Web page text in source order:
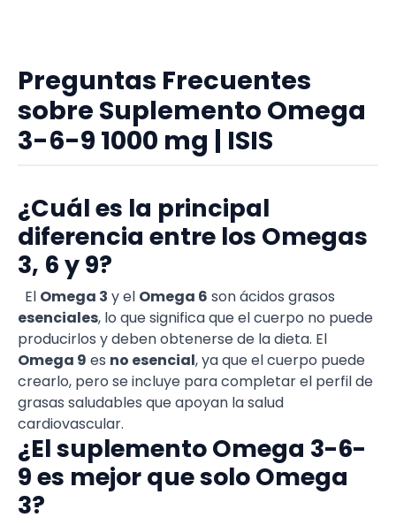
Preguntas Frecuentes
sobre Suplemento Omega
3-6-9 1000 mg | ISIS
¿Cuál es la principal
diferencia entre los Omegas
3, 6 y 9?
El Omega 3 y el Omega 6 son ácidos grasos
esenciales, lo que significa que el cuerpo no puede
producirlos y deben obtenerse de la dieta. El
Omega 9 es no esencial, ya que el cuerpo puede
crearlo, pero se incluye para completar el perfil de
grasas saludables que apoyan la salud
cardiovascular.
¿El suplemento Omega 3-6-
9 es mejor que solo Omega
3?